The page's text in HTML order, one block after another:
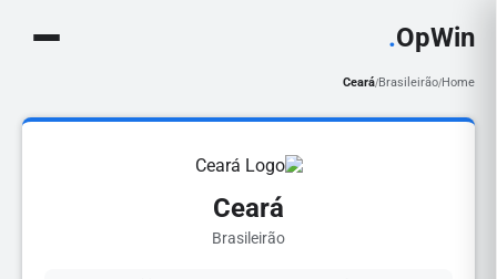
OpWin
.
Home
/
Brasileirão
/
Ceará
Ceará
Brasileirão